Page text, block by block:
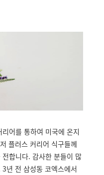
어를 통하여 미국에 온지
플러스 커리어 식구들께
합니다. 감사한 분들이 많
년 전 삼성동 코엑스에서